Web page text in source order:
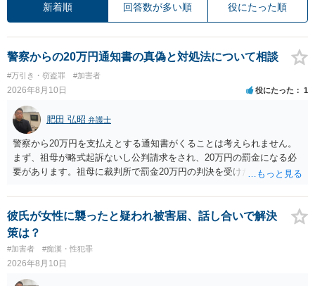
新着順 回答数が多い順 役にたった順
警察からの20万円通知書の真偽と対処法について相談
#万引き・窃盗罪 #加害者
2026年8月10日 役にたった 1
肥田 弘昭 弁護士
警察から20万円を支払えとする通知書がくることは考えられません。
まず、祖母が略式起訴ないし公判請求をされ、20万円の罰金になる必
要があります。祖母に裁判所で罰金20万円の判決を受けたかを確認し
「検察庁」です。まずは振込はせずに、かかれている警察署にホーム
ページなどを別途調べて連絡することをお勧めします。ご参考にして
ください。
彼氏が女性に襲ったと疑われ被害届、話し合いで解決
策は？
#加害者 #痴漢・性犯罪
2026年8月10日